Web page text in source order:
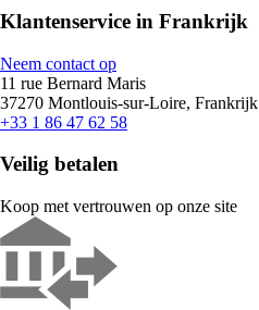
Klantenservice in Frankrijk
Neem contact op
11 rue Bernard Maris
37270 Montlouis-sur-Loire, Frankrijk
+33 1 86 47 62 58
Veilig betalen
Koop met vertrouwen op onze site